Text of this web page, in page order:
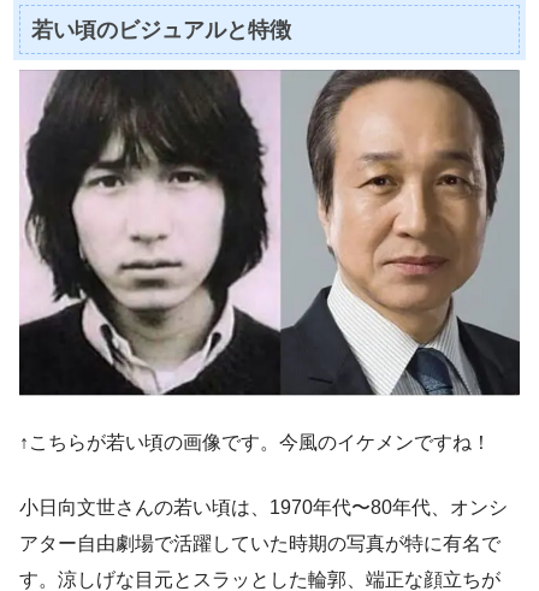
若い頃のビジュアルと特徴
↑こちらが若い頃の画像です。今風のイケメンですね！
小日向文世さんの若い頃は、1970年代〜80年代、オンシ
アター自由劇場で活躍していた時期の写真が特に有名で
す。涼しげな目元とスラッとした輪郭、端正な顔立ちが